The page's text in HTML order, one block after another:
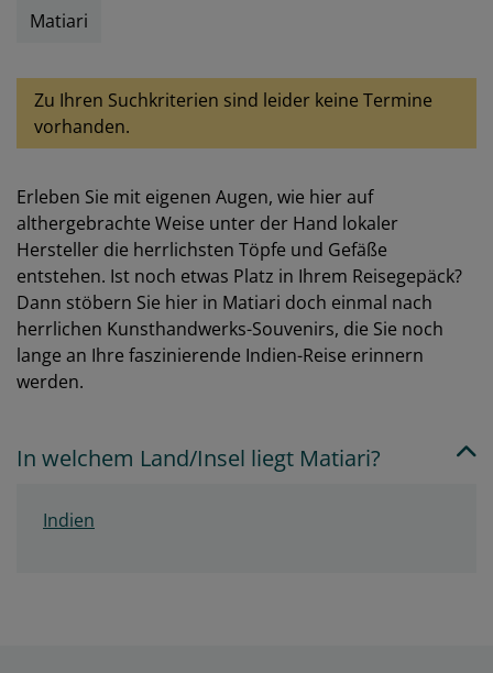
Matiari
Zu Ihren Suchkriterien sind leider keine Termine
vorhanden.
Erleben Sie mit eigenen Augen, wie hier auf
althergebrachte Weise unter der Hand lokaler
Hersteller die herrlichsten Töpfe und Gefäße
entstehen. Ist noch etwas Platz in Ihrem Reisegepäck?
Dann stöbern Sie hier in Matiari doch einmal nach
herrlichen Kunsthandwerks-Souvenirs, die Sie noch
lange an Ihre faszinierende Indien-Reise erinnern
werden.
In welchem Land/Insel liegt Matiari?
Indien